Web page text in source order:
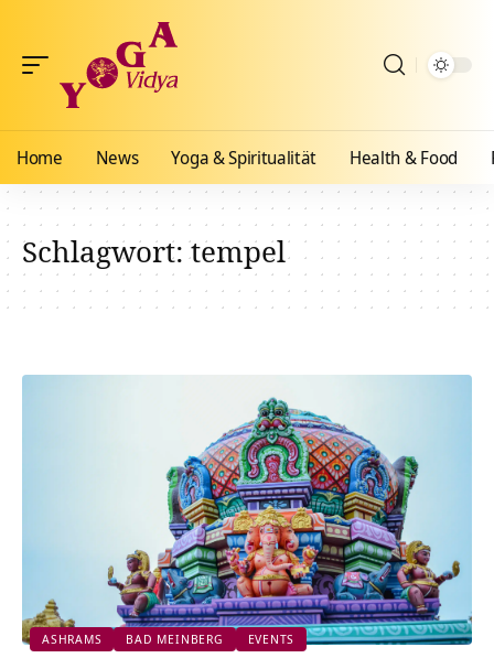
Home News Yoga & Spiritualität Health & Food
Schlagwort:tempel
ASHRAMS BAD MEINBERG EVENTS